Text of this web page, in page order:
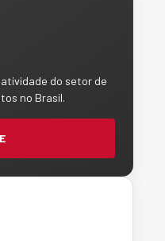
do setor de
no Brasil.